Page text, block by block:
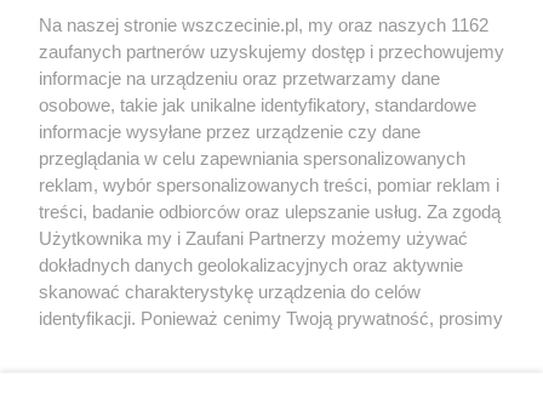
Wernisaże
Więcej
Specjalny koncert z okazji
20. urodzin portalu
wSzczecinie.pl
Regulamin konkursów
śniadaniówka "Hej
Szczecin! Jest piątek!"
Partnerzy
Praca Szczecin
Na naszej stronie wszczecinie.pl, my oraz naszych 1162
zaufanych partnerów uzyskujemy dostęp i przechowujemy
informacje na urządzeniu oraz przetwarzamy dane
osobowe, takie jak unikalne identyfikatory, standardowe
informacje wysyłane przez urządzenie czy dane
przeglądania w celu zapewniania spersonalizowanych
reklam, wybór spersonalizowanych treści, pomiar reklam i
treści, badanie odbiorców oraz ulepszanie usług. Za zgodą
Użytkownika my i Zaufani Partnerzy możemy używać
dokładnych danych geolokalizacyjnych oraz aktywnie
skanować charakterystykę urządzenia do celów
identyfikacji. Ponieważ cenimy Twoją prywatność, prosimy